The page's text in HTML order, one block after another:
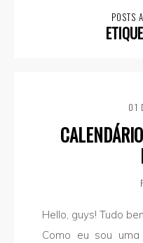
POSTS
01
Hello, guys! Tudo
Como eu sou